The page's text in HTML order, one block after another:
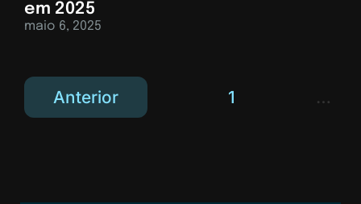
em 2025
maio 6, 2025
Anterior 1 …